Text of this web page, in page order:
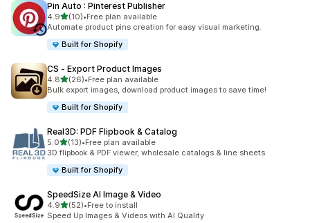
Pin Auto : Pinterest Publisher
4.9별 5개 중
(10)
총 리뷰 10개
•Free plan available
Automate product pins creation for easy visual marketing.
Built for Shopify
CS ‑ Export Product Images
4.8별 5개 중
(26)
총 리뷰 26개
•Free plan available
Bulk export images, download product images to save time!
Built for Shopify
Real3D: PDF Flipbook & Catalog
5.0별 5개 중
(13)
총 리뷰 13개
•Free plan available
3D flipbook & PDF viewer, wholesale catalogs & line sheets
Built for Shopify
SpeedSize AI Image & Video
4.9별 5개 중
(52)
총 리뷰 52개
•Free to install
Speed Up Images & Videos with AI Quality